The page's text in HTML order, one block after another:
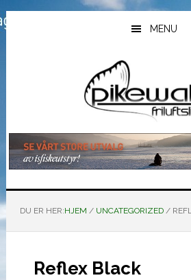
Hopp
til
Hopp
til
Hopp
til
MENU
DU ER HER:HJEM / UNCATEGORIZED /
Reflex Black